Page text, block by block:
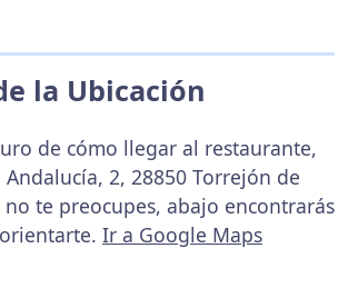
la Ubicación
de cómo llegar al restaurante,
2, 28850 Torrejón de
te preocupes, abajo encontrarás
Ir a Google Maps